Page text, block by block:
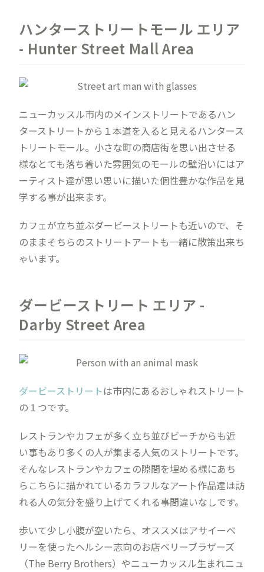
ハンターストリートモール エリア
- Hunter Street Mall Area
ニューカッスル市内のメインストリートであるハン
ターストリートから１本道を入ると見えるハンタース
トリートモール。小さな町の商店街を思い出させる
様なとても落ち着いた雰囲気のモールの壁沿いにはア
ーティスト達が思い思いに描いた個性豊かな作品を見
学する事が出来ます。
カフェが立ち並ぶダービーストリートも近いので、そ
のままそちらのストリートアートも一緒に散策出来ち
ゃいます。
ダービーストリート エリア -
Darby Street Area
ダービーストリートは市内にあるおしゃれストリート
の１つです。
レストランやカフェが多く立ち並びビーチからも近
い事もあり多くの人が集まる人気のストリートです。
そんなレストランやカフェの隙間を埋める様にあち
らこちらに描かれているカラフルなアート作品達は訪
れる人の気分を盛り上げてくれる事間違いなしです。
歩いて少し小腹が空いたら、オススメはアサイーベ
リーを使ったヘルシー志向のお店ベリーブラザーズ
（The Berry Brothers）やニューカッスル生まれニュ